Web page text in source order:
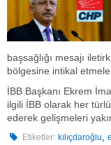
başsağlığı mesajı
bölgesine intikal
İBB Başkanı Ekrem
ilgili İBB olarak her
ederek gelişmeleri
Etiketler: kılıçdaroğlu,